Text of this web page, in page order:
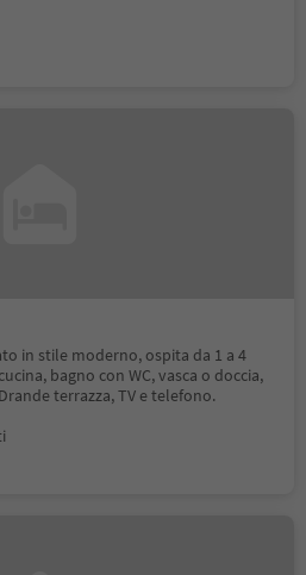
in stile moderno, ospita da 1 a 4
bagno con WC, vasca o doccia,
terrazza, TV e telefono.